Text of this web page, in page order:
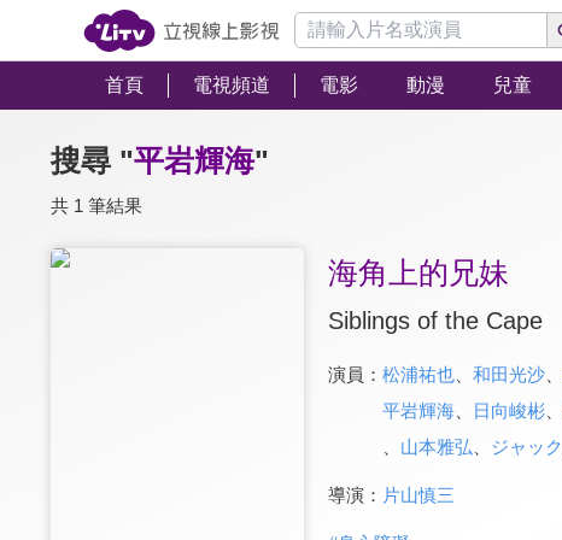
首頁 電視頻道 電影 動漫 兒童
搜尋 "平岩輝海"
共 1 筆結果
海角上的兄妹
Siblings of the Cape
演員： 松浦祐也、 和田光沙、
平岩輝海、 日向峻彬、
山本雅弘 ジャック
導演： 片山慎三